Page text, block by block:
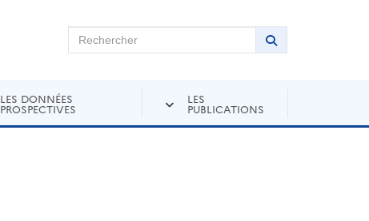
Rechercher sur Andra Inventaire Rechercher
Lancer la
LES DONNÉES
PROSPECTIVES
LES
PUBLICATIONS